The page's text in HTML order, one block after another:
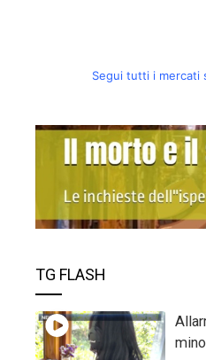
Segui tutti i mercati
TG FLASH